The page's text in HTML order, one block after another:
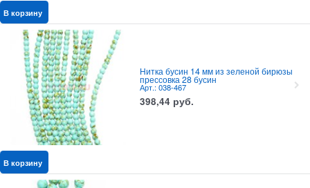
В корзину
Нитка бусин 14 мм из зеленой бирюзы
прессовка 28 бусин
Арт.: 038-467
398,44 руб.
В корзину